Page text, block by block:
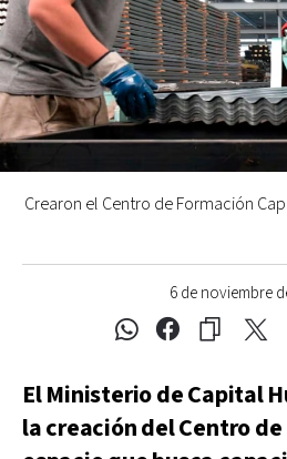
6 de noviembre
Crearon el Centro de Formación
El Ministerio de Capital
la creación del Centro